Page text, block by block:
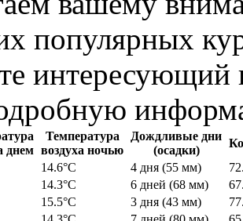
популярных
интересующий
днем
Температура
воздуха ночью
Дождливые дни
(осадки)
14.6°C 4 дня (55 мм)
14.3°C 6 дней (68 мм)
15.5°C 3 дня (43 мм)